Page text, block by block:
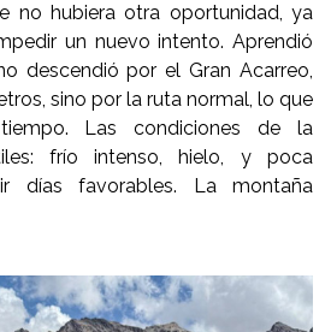
no hubiera otra oportunidad, ya
un nuevo intento. Aprendió
descendió por el Gran Acarreo,
sino por la ruta normal, lo que
Las condiciones de la
frío intenso, hielo, y poca
días favorables. La montaña